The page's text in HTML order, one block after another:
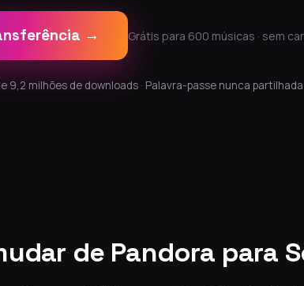
→ Grátis para 600 músicas · sem
milhões de downloads · Palavra-passe nunca partilhada
de Pandora para